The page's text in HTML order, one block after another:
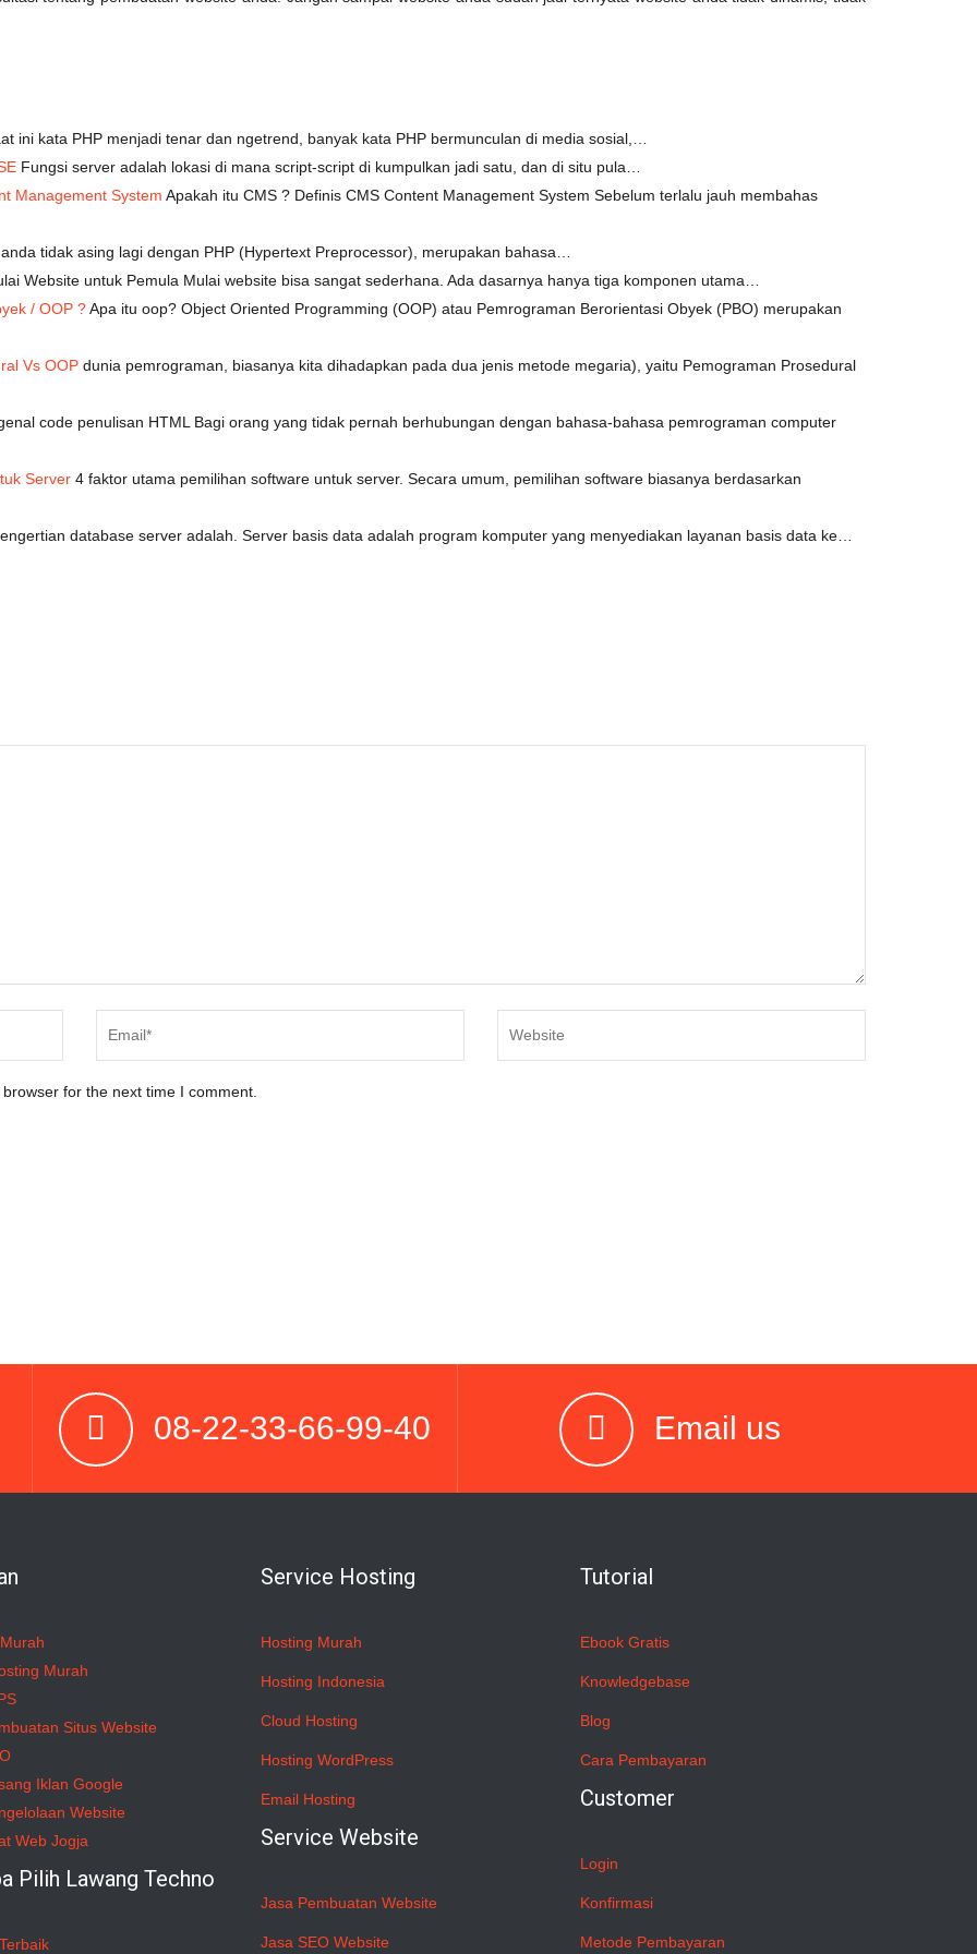
ini kata PHP menjadi tenar dan ngetrend, banyak kata PHP bermunculan di media sosial,…
Fungsi server adalah lokasi di mana script-script di kumpulkan jadi satu, dan di situ pula…
Management System Apakah itu CMS ? Definis CMS Content Management System Sebelum terlalu jauh membahas
tidak asing lagi dengan PHP (Hypertext Preprocessor), merupakan bahasa…
Website untuk Pemula Mulai website bisa sangat sederhana. Ada dasarnya hanya tiga komponen utama…
/ OOP ?Apa itu oop? Object Oriented Programming (OOP) atau Pemrograman Berorientasi Obyek (PBO) merupakan
Vs OOP dunia pemrograman, biasanya kita dihadapkan pada dua jenis metode megaria), yaitu Pemograman Prosedural
code penulisan HTML Bagi orang yang tidak pernah berhubungan dengan bahasa-bahasa pemrograman computer
Server 4 faktor utama pemilihan software untuk server. Secara umum, pemilihan software biasanya berdasarkan
database server adalah. Server basis data adalah program komputer yang menyediakan layanan basis data ke…
for the next time I comment.
08-22-33-66-99-40 Email us
Murah
Situs Website
Iklan Google
Website
Web Jogja
Pilih Lawang Techno
Service Hosting
Hosting Murah
Hosting Indonesia
Cloud Hosting
Hosting WordPress
Email Hosting
Service Website
Jasa Pembuatan Website
Jasa SEO Website
Tutorial
Ebook Gratis
Knowledgebase
Blog
Cara Pembayaran
Customer
Login
Konfirmasi
Metode Pembayaran